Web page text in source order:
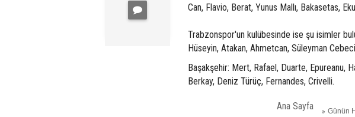
Can, Flavio, Berat, Yunus Mallı, Bakasetas,
Trabzonspor'un kulübesinde ise şu isimler
Hüseyin, Atakan, Ahmetcan, Süleyman
Başakşehir: Mert, Rafael, Duarte, Epureanu,
Berkay, Deniz Türüç, Fernandes, Crivelli.
Ana Sayfa Günün